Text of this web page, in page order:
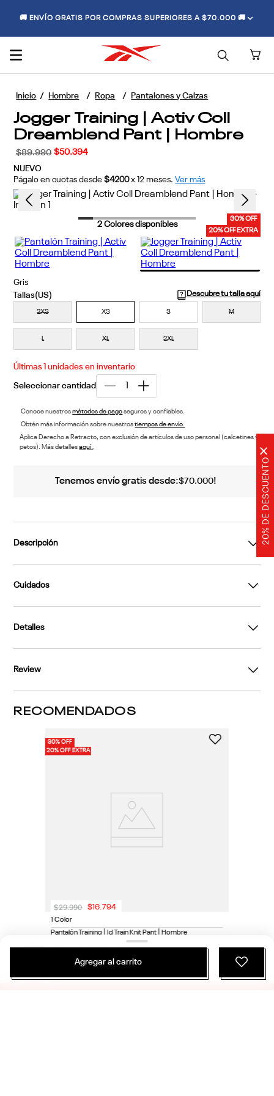
20% DE DESCUENTO
×
🚚 ENVÍO GRATIS POR COMPRAS SUPERIORES A $70.000 🚚
Hombre Ropa Pantalones y Calzas
Jogger Training | Activ Coll
Dreamblend Pant | Hombre
$89.990 $50.394
NUEVO
Págalo en cuotas desde $4200 x 12 meses. Ver más
30% OFF
20% OFF EXTRA
2Colores disponibles
Gris
Descubre tu talla aquí
2XS XS S M
L XL 2XL
Últimas unidades en inventario
Conoce nuestrosmétodos de pagoseguros y confiables.
Obtén más información sobre nuestrostiempos de envío.
Aplica Derecho a Retracto, con exclusión de artículos de uso personal (calcetines y
petos). Más detallesaquí..
Tenemos envío gratis desde:$70.000!
Descripción
Cuidados
Detalles
Review
RECOMENDADOS
30% OFF
20% OFF EXTRA
1 Color
Pantalón Training | Id Train Knit Pant | Hombre
$29.990 $16.794
Agregar al carrito